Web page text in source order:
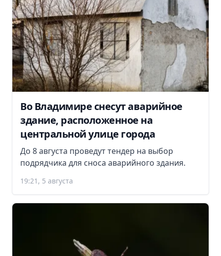
Во Владимире снесут аварийное
здание, расположенное на
центральной улице города
До 8 августа проведут тендер на выбор
подрядчика для сноса аварийного здания.
19:21, 5 августа